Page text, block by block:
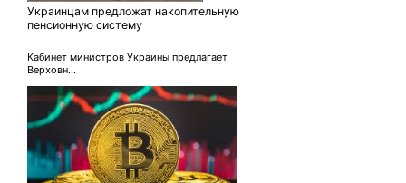
Украинцам предложат накопительную
пенсионную систему
Кабинет министров Украины предлагает
Верховн...